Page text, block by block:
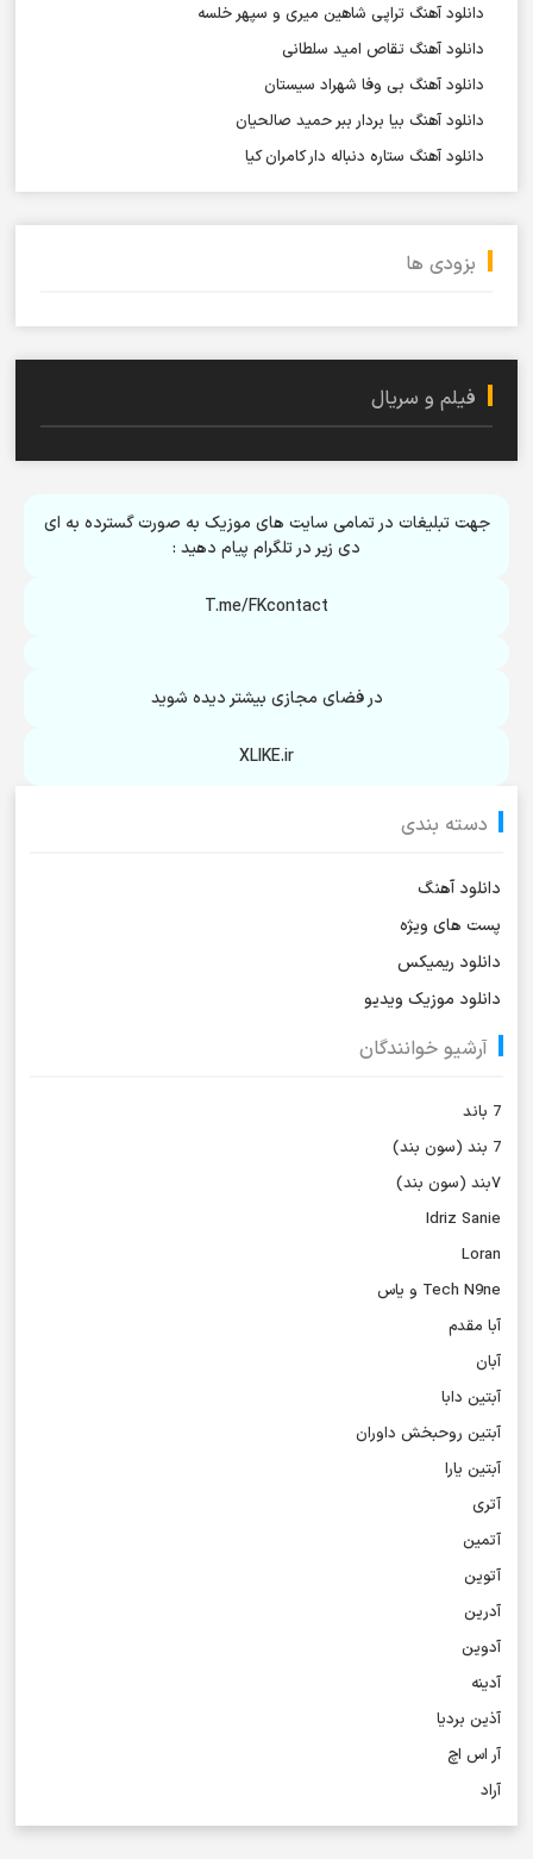
دانلود آهنگ تراپی شاهین میری و سپهر خلسه
دانلود آهنگ تقاص امید سلطانی
دانلود آهنگ بی وفا شهراد سیستان
دانلود آهنگ بیا بردار ببر حمید صالحیان
دانلود آهنگ ستاره دنباله دار کامران کیا
بزودی ها
فیلم و سریال
جهت تبلیغات در تمامی سایت های موزیک به صورت گسترده به ای
دی زیر در تلگرام پیام دهید :
T.me/FKcontact
در فضای مجازی بیشتر دیده شوید
XLIKE.ir
دسته بندی
دانلود آهنگ
پست های ویژه
دانلود ریمیکس
دانلود موزیک ویدیو
آرشیو خوانندگان
7 باند
7 بند (سون بند)
۷بند (سون بند)
Idriz Sanie
Loran
Tech N9ne و یاس
آبا مقدم
آبان
آبتین دابا
آبتین روحبخش داوران
آبتین یارا
آتری
آتمین
آتوین
آدرین
آدوین
آدینه
آذین بردیا
آر اس اچ
آراد
آراد شاک